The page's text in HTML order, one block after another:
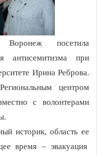
Воронеж посетила
антисемитизма при
Ирина Реброва.
центром
с волонтерами
историк, область ее
время – эвакуация